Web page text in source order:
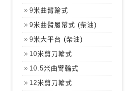
9米曲臂輪式
9米曲臂履帶式 (柴油)
9米大平台 (柴油)
10米剪刀輪式
10.5米曲臂輪式
12米剪刀輪式